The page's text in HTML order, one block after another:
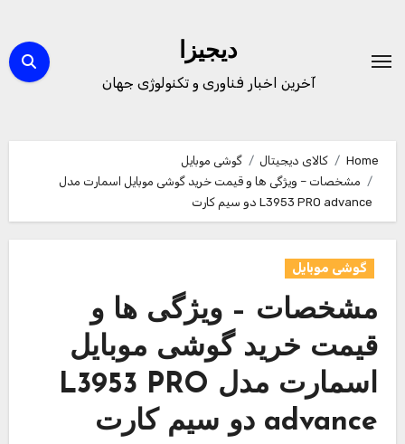
content
دیجیزا
آخرین اخبار فناوری و تکنولوژی جهان
Home کالای دیجیتال
گوشی موبایل
مشخصات – ویژگی ها و قیمت خرید گوشی موبایل اسمارت مدل
L3953 PRO advance دو سیم کارت
گوشی موبایل
مشخصات – ویژگی ها و
قیمت خرید گوشی موبایل
اسمارت مدل L3953 PRO
advance دو سیم کارت